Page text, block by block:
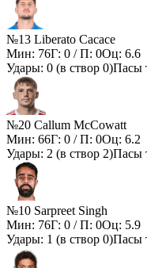
№13 Liberato Cacace
Мин: 76Г: 0 / П: 0Оц: 6.6
Удары: 0 (в створ 0)Пасы
№20 Callum McCowatt
Мин: 66Г: 0 / П: 0Оц: 6.2
Удары: 2 (в створ 2)Пасы
№10 Sarpreet Singh
Мин: 76Г: 0 / П: 0Оц: 5.9
Удары: 1 (в створ 0)Пасы